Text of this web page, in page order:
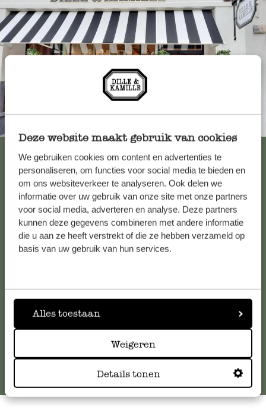
Deze website maakt gebruik van cookies
We gebruiken cookies om content en advertenties te
personaliseren, om functies voor social media te bieden en
om ons websiteverkeer te analyseren. Ook delen we
informatie over uw gebruik van onze site met onze partners
voor social media, adverteren en analyse. Deze partners
kunnen deze gegevens combineren met andere informatie
die u aan ze heeft verstrekt of die ze hebben verzameld op
basis van uw gebruik van hun services.
Alles toestaan
Weigeren
Details tonen
Kundenservice/Hilfe
Falls Sie Fragen haben oder Tipps und Hilfe brauchen, wenden
Sie sich bitte an unseren Kundenservice. Oder lesen Sie hier
kundenservice@dille-kamille.at
Online-Kundenservice